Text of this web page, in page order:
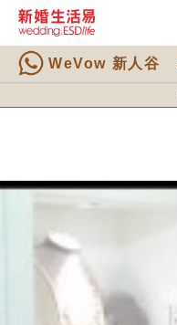
WeVow 新人谷